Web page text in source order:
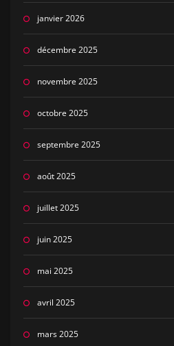
janvier 2026
décembre 2025
novembre 2025
octobre 2025
septembre 2025
août 2025
juillet 2025
juin 2025
mai 2025
avril 2025
mars 2025